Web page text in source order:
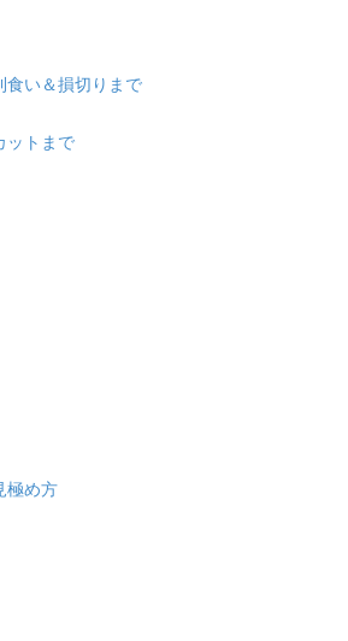
い＆損切りまで
トまで
極め方